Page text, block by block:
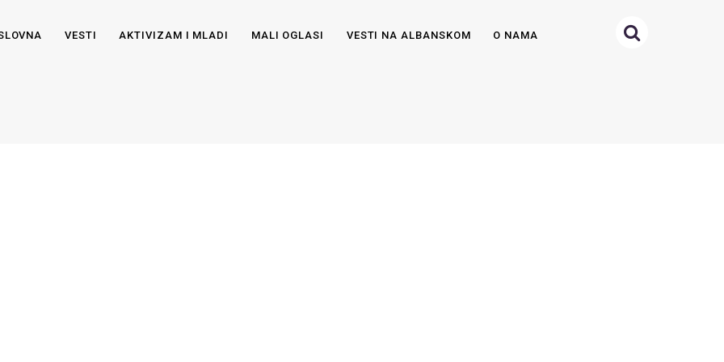
VESTI AKTIVIZAM I MLADI MALI OGLASI VESTI NA ALBANSKOM O NAMA